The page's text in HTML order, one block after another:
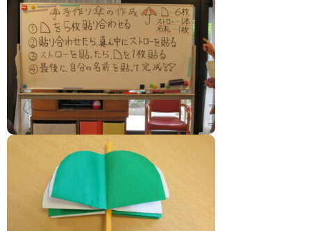
お問い合わせ
03-6807-1213
03-3855-1022